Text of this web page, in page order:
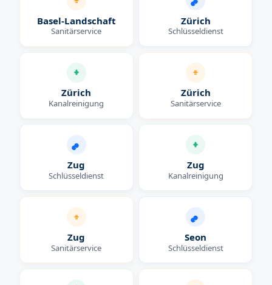
Basel-Landschaft
Sanitärservice
Zürich
Schlüsseldienst
Zürich
Kanalreinigung
Zürich
Sanitärservice
Zug
Schlüsseldienst
Zug
Kanalreinigung
Zug
Sanitärservice
Seon
Schlüsseldienst